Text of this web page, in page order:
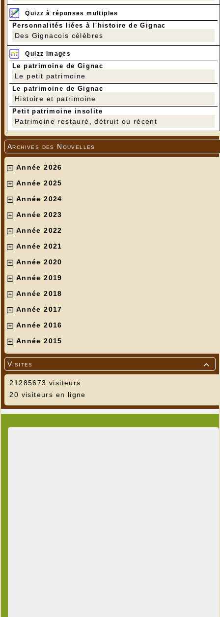
Quizz à réponses multiples
Personnalités liées à l'histoire de Gignac
Des Gignacois célèbres
Quizz images
Le patrimoine de Gignac
Le petit patrimoine
Le patrimoine de Gignac
Histoire et patrimoine
Petit patrimoine insolite
Patrimoine restauré, détruit ou récent
Archives des Nouvelles
Année 2026
Année 2025
Année 2024
Année 2023
Année 2022
Année 2021
Année 2020
Année 2019
Année 2018
Année 2017
Année 2016
Année 2015

Visites
21285673 visiteurs
20 visiteurs en ligne